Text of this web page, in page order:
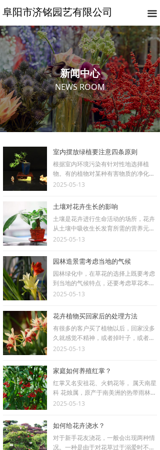
끀
阜阳市济铭园艺有限公司
新闻中心
NEWS ROOM
室内摆放绿植要注意四条原则
根据室内环境污染有针对性地选择植
物。有的植物对某种有害物质的净化吸
附效果比较强，如果在室内有针对性地
2025-05-13
土壤对花卉生长的影响
土壤是花卉进行生命活动的场所，花卉
从土壤中吸收生长发育所需的营养元
素、水分和氧气。土壤的理化性质及肥
响。
2025-05-13
园林造景需考虑当地的气候
园林绿化中，在草花的选择上既要考虑
到当地的气候特点，还要考虑草花本身
的生长习性，例如天津地区春季气温升
植草花时，要选择较耐寒的万寿菊、石
竹、金盏菊等。
2025-05-13
花卉植物买回家后的处理方法
有很多的客户买了植物以后，回家没多
久就感觉不精神，或者掉叶子，或者直
接就不行了，这是因为植物对环境也有
现黄叶、枯枝，这些都是属于正常的，
只需要把黄叶和枯枝减掉即可。
2025-05-13
家庭如何养殖红掌？
红掌又名安祖花、火鹤花等， 属天南星
科 花烛属，原产于南美洲的热带雨林地
区，现欧洲、亚洲、非洲皆有广泛栽
忌晒。其花朵特别，有佛焰花序，色泽
鲜艳华丽，色彩丰富，叶形苞片，常见
的苞片颜色有红色、粉红、白色等，有
2025-05-13
如何给花卉浇水？
对于新手花友浇花，一般会出现两种情
况。一种是由于对花草过于溺爱时不时